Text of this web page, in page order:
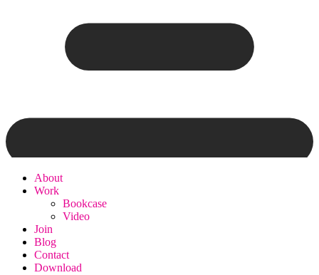
About
Work
Bookcase
Video
Join
Blog
Contact
Download